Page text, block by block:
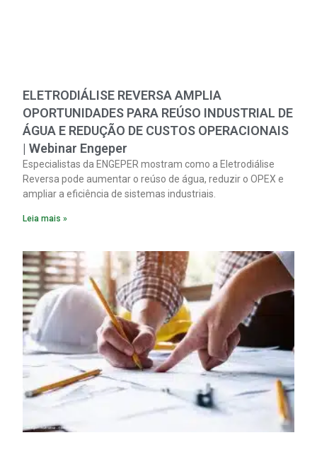
ELETRODIÁLISE REVERSA AMPLIA
OPORTUNIDADES PARA REÚSO INDUSTRIAL DE
ÁGUA E REDUÇÃO DE CUSTOS OPERACIONAIS
| Webinar Engeper
Especialistas da ENGEPER mostram como a Eletrodiálise
Reversa pode aumentar o reúso de água, reduzir o OPEX e
ampliar a eficiência de sistemas industriais.
Leia mais »